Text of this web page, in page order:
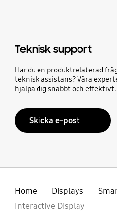
Teknisk support
Har du en produktrelaterad
teknisk assistans? Våra
hjälpa dig snabbt och effektivt.
Skicka e-post
Home Displays
Interactive Display